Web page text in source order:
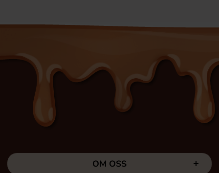
OM OSS